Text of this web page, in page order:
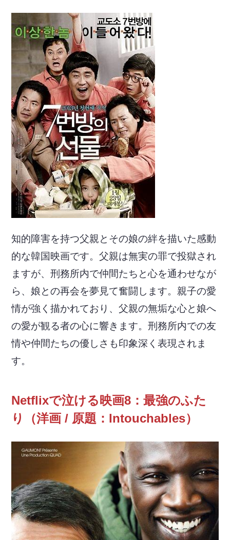
知的障害を持つ父親とその娘の絆を描いた感動
的な韓国映画です。父親は無実の罪で投獄され
ますが、刑務所内で仲間たちと心を通わせなが
ら、娘との再会を夢見て奮闘します。親子の愛
情が強く描かれており、父親の無垢な心と娘へ
の愛が観る者の心に響きます。刑務所内での友
情や仲間たちの優しさも印象深く表現されま
す。
Netflixで泣ける映画8：最強のふた
り（洋画 / 原題：Intouchables）